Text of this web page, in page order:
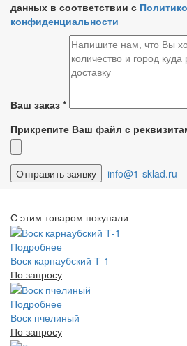
данных в соответствии с
конфиденциальности
Ваш заказ *
Прикрепите Ваш файл с
info@1-sklad.ru
С этим товаром покупали
Подробнее
Воск карнаубский Т-1
По запросу
Подробнее
Воск пчелиный
По запросу